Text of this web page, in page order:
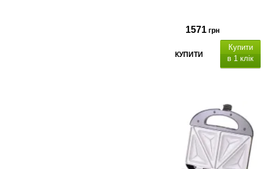
1571 грн
КУПИТИ
Купити
в 1 клік